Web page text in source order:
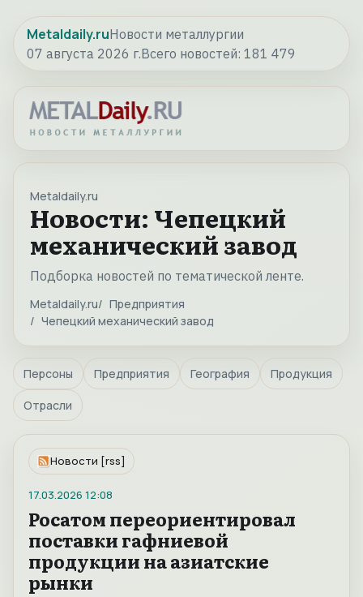
Metaldaily.ruНовости металлургии
07 августа 2026 г.Всего новостей: 181 479
Metaldaily.ru
Новости: Чепецкий
механический завод
Подборка новостей по тематической ленте.
Metaldaily.ru
Предприятия
Чепецкий механический завод
Персоны Предприятия География Продукция
Отрасли
Новости [rss]
17.03.2026 12:08
Росатом переориентировал
поставки гафниевой
продукции на азиатские
рынки